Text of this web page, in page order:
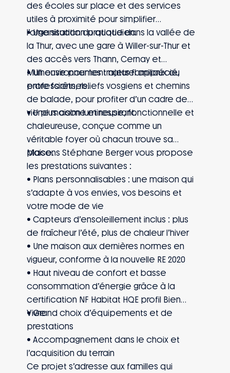
des écoles sur place et des services
utiles à proximité pour simplifier
l’organisation du quotidien.
• Une situation pratique dans la vallée de
la Thur, avec une gare à Willer-sur-Thur et
des accès vers Thann, Cernay et
Mulhouse pour les trajets familiaux ou
professionnels.
• Un environnement naturel apprécié,
entre forêts, reliefs vosgiens et chemins
de balade, pour profiter d’un cadre de
vie plus calme et respirant.
• Une maison lumineuse, fonctionnelle et
chaleureuse, conçue comme un
véritable foyer où chacun trouve sa
place.
Maisons Stéphane Berger vous propose
les prestations suivantes :
• Plans personnalisables : une maison qui
s’adapte à vos envies, vos besoins et
votre mode de vie
• Capteurs d’ensoleillement inclus : plus
de fraîcheur l’été, plus de chaleur l’hiver
• Une maison aux dernières normes en
vigueur, conforme à la nouvelle RE 2020
• Haut niveau de confort et basse
consommation d’énergie grâce à la
certification NF Habitat HQE profil Bien
Vivre
• Grand choix d’équipements et de
prestations
• Accompagnement dans le choix et
l’acquisition du terrain
Ce projet s’adresse aux familles qui